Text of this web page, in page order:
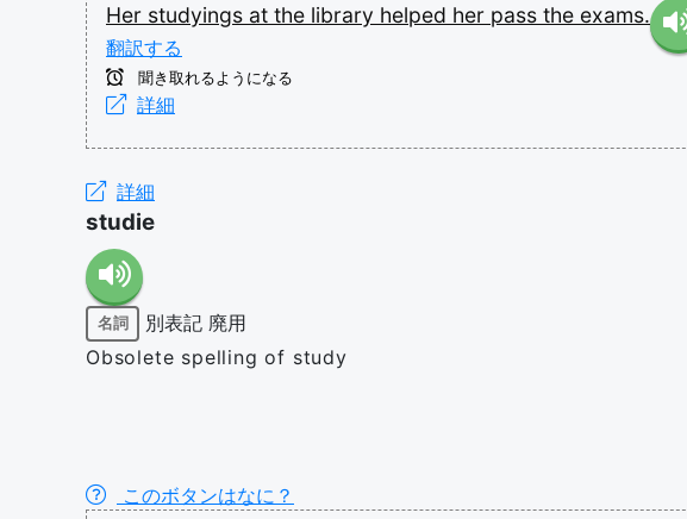
Her studyings at the library helped her pass the exams.
翻訳する
聞き取れるようになる
詳細
詳細
studie
名詞 別表記 廃用
Obsolete spelling of study
このボタンはなに？